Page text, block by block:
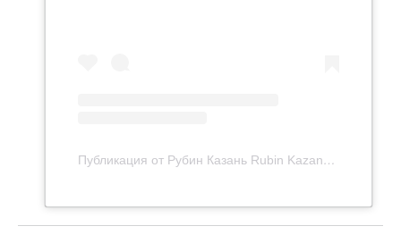
Публикация от Рубин Казань Rubin Kazan (@fcrk)